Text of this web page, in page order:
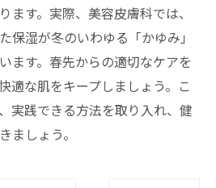
ます。実際、美容皮膚科では、
保湿が冬のいわゆる「かゆみ」
ます。春先からの適切なケアを
適な肌をキープしましょう。こ
実践できる方法を取り入れ、健
ましょう。